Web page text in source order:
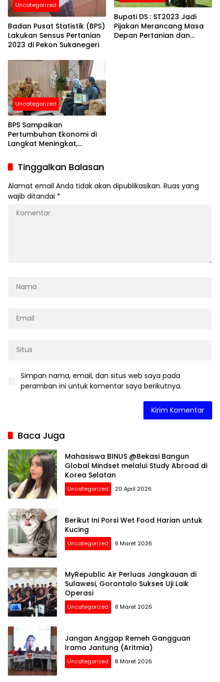
Uncategorized
Badan Pusat Statistik (BPS)
Lakukan Sensus Pertanian
2023 di Pekon Sukanegeri
Bupati DS : ST2023 Jadi
Pijakan Merancang Masa
Depan Pertanian dan
Uncategorized
BPS Sampaikan
Pertumbuhan Ekonomi di
Langkat Meningkat,
Tahun 2023
Tinggalkan Balasan
Alamat email Anda tidak akan dipublikasikan. Ruas yang
wajib ditandai *
Simpan nama, email, dan situs web saya pada
peramban ini untuk komentar saya berikutnya.
Baca Juga
Mahasiswa BINUS @Bekasi Bangun
Global Mindset melalui Study Abroad di
Korea Selatan
Uncategorized 20 April 2026
Berikut Ini Porsi Wet Food Harian untuk
Kucing
Uncategorized 9 Maret 2026
MyRepublic Air Perluas Jangkauan di
Sulawesi, Gorontalo Sukses Uji Laik
Operasi
Uncategorized 8 Maret 2026
Jangan Anggap Remeh Gangguan
Irama Jantung (Aritmia)
Uncategorized 8 Maret 2026